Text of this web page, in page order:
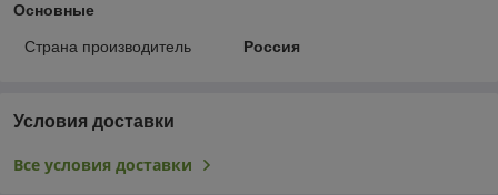
Основные
Страна производитель Россия
Условия доставки
Все условия доставки